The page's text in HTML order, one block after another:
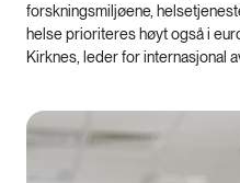
forskningsmiljøene,
helse prioriteres høyt også i
Kirknes, leder for internasjonal